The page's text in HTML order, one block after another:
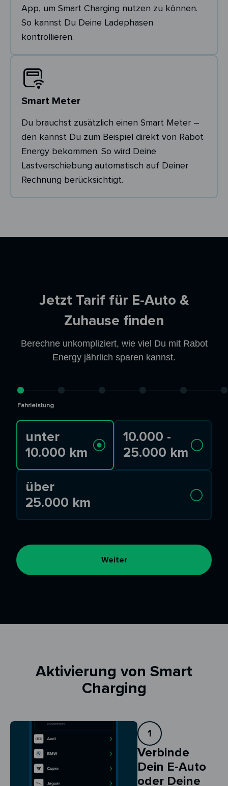
App, um Smart Charging nutzen zu können.
So kannst Du Deine Ladephasen
kontrollieren.
Smart Meter
Du brauchst zusätzlich einen Smart Meter –
den kannst Du zum Beispiel direkt von Rabot
Energy bekommen. So wird Deine
Lastverschiebung automatisch auf Deiner
Rechnung berücksichtigt.
Jetzt Tarif für E-Auto &
Zuhause finden
Berechne unkompliziert, wie viel Du mit Rabot
Energy jährlich sparen kannst.
Fahrleistung
unter
10.000 km
10.000 -
25.000 km
über
25.000 km
Weiter
Aktivierung von Smart
Charging
1
Verbinde
Dein E-Auto
oder Deine